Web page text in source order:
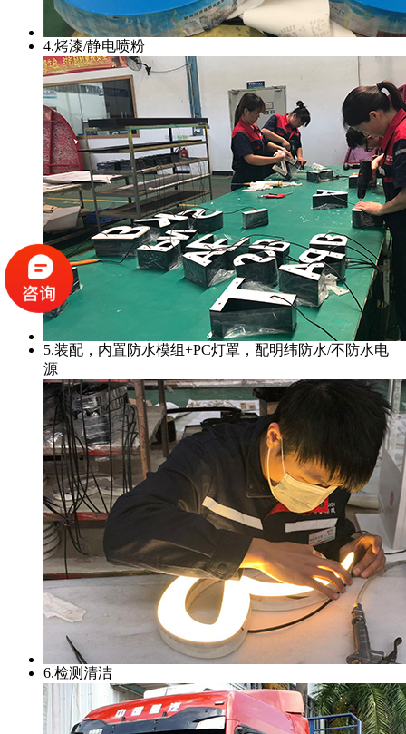
4.烤漆/静电喷粉
5.装配，内置防水模组+PC灯罩，配明纬防水/不防水电
源
6.检测清洁